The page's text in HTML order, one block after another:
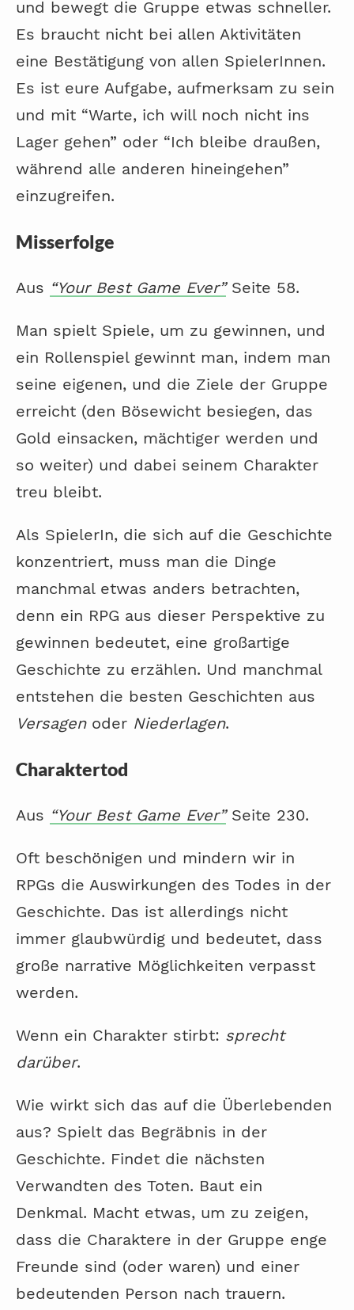
und bewegt die Gruppe etwas schneller.
Es braucht nicht bei allen Aktivitäten
eine Bestätigung von allen SpielerInnen.
Es ist eure Aufgabe, aufmerksam zu sein
und mit “Warte, ich will noch nicht ins
Lager gehen” oder “Ich bleibe draußen,
während alle anderen hineingehen”
einzugreifen.
Misserfolge
Aus “Your Best Game Ever”Seite 58.
Man spielt Spiele, um zu gewinnen, und
ein Rollenspiel gewinnt man, indem man
seine eigenen, und die Ziele der Gruppe
erreicht (den Bösewicht besiegen, das
Gold einsacken, mächtiger werden und
so weiter) und dabei seinem Charakter
treu bleibt.
Als SpielerIn, die sich auf die Geschichte
konzentriert, muss man die Dinge
manchmal etwas anders betrachten,
denn ein RPG aus dieser Perspektive zu
gewinnen bedeutet, eine großartige
Geschichte zu erzählen. Und manchmal
entstehen die besten Geschichten aus
Versagenoder Niederlagen.
Charaktertod
Aus “Your Best Game Ever”Seite 230.
Oft beschönigen und mindern wir in
RPGs die Auswirkungen des Todes in der
Geschichte. Das ist allerdings nicht
immer glaubwürdig und bedeutet, dass
große narrative Möglichkeiten verpasst
werden.
Wenn ein Charakter stirbt: sprecht
darüber.
Wie wirkt sich das auf die Überlebenden
aus? Spielt das Begräbnis in der
Geschichte. Findet die nächsten
Verwandten des Toten. Baut ein
Denkmal. Macht etwas, um zu zeigen,
dass die Charaktere in der Gruppe enge
Freunde sind (oder waren) und einer
bedeutenden Person nach trauern.